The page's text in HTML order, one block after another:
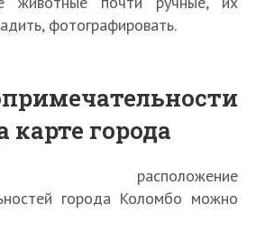
фотографировать.
карте города
расположение
города Коломбо можно